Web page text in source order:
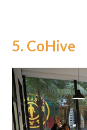
5. CoHive